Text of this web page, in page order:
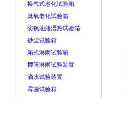
换气式老化试验箱
臭氧老化试验箱
防锈油脂湿热试验箱
砂尘试验箱
箱式淋雨试验箱
摆管淋雨试验装置
滴水试验装置
霉菌试验箱